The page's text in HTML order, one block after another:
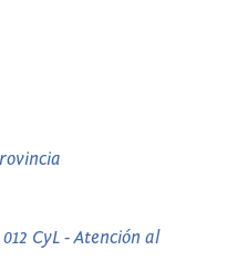
CyL - Atención al